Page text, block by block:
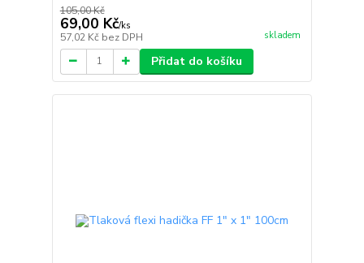
105,00 Kč
69,00 Kč/ks
57,02 Kč bez DPH skladem
Přidat do košíku